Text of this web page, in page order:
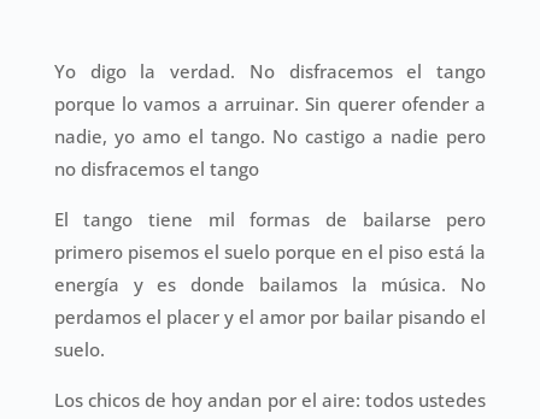
Yo digo la verdad. No disfracemos el tango
porque lo vamos a arruinar. Sin querer ofender a
nadie, yo amo el tango. No castigo a nadie pero
no disfracemos el tango
El tango tiene mil formas de bailarse pero
primero pisemos el suelo porque en el piso está la
energía y es donde bailamos la música. No
perdamos el placer y el amor por bailar pisando el
suelo.
Los chicos de hoy andan por el aire: todos ustedes